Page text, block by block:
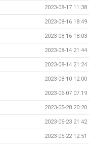
2023-08-17 11:38
2023-08-16 18:49
2023-08-16 18:03
2023-08-14 21:44
2023-08-14 21:24
2023-08-10 12:00
2023-06-07 07:19
2023-05-28 20:20
2023-05-23 21:42
2023-05-22 12:51